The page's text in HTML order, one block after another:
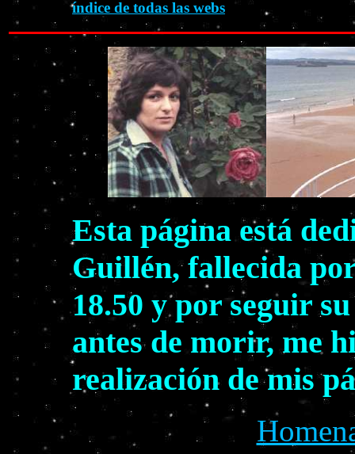
índice de todas las webs
Esta página está
Guillén, fallecida
18.50 y por seguir
antes de morir, me
realización de mis